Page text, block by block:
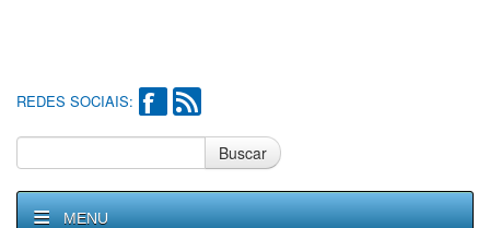
REDES SOCIAIS:
Buscar
MENU